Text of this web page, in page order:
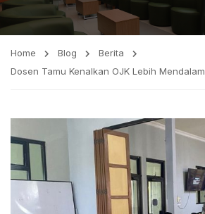
Home Blog
Berita
Dosen Tamu Kenalkan OJK Lebih Mendalam